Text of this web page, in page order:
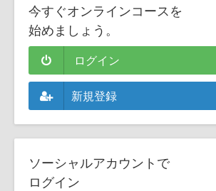
今すぐオンラインコースを
始めましょう。
ログイン
新規登録
ソーシャルアカウントで
ログイン